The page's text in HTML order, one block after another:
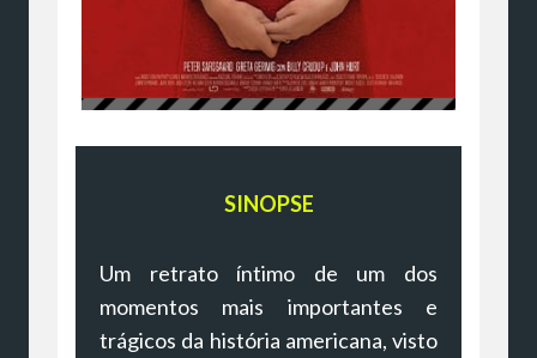
SINOPSE
Um retrato íntimo de um dos
momentos mais importantes e
trágicos da história americana, visto